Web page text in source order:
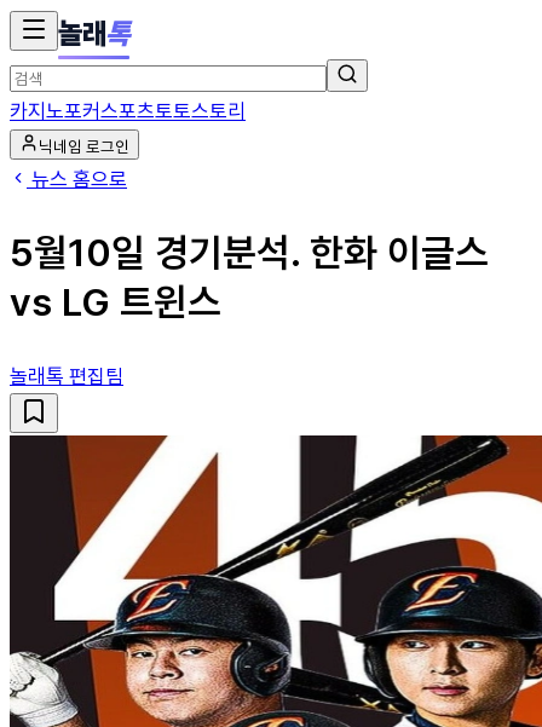
놀래톡
카지노포커스포츠토토스토리
닉네임 로그인
뉴스 홈으로
5월10일 경기분석. 한화 이글스
vs LG 트윈스
놀래톡 편집팀